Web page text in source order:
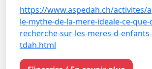
https://www.aspedah.ch/activites/
le-mythe-de-la-mere-ideale-ce-
recherche-sur-les-meres-d-
tdah.html